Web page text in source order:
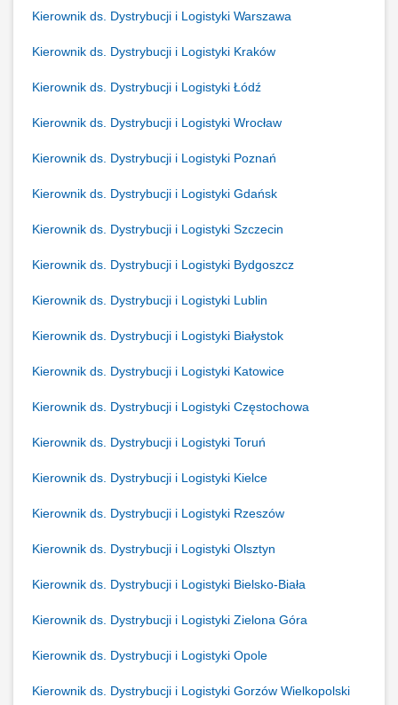
Kierownik ds. Dystrybucji i Logistyki Warszawa
Kierownik ds. Dystrybucji i Logistyki Kraków
Kierownik ds. Dystrybucji i Logistyki Łódź
Kierownik ds. Dystrybucji i Logistyki Wrocław
Kierownik ds. Dystrybucji i Logistyki Poznań
Kierownik ds. Dystrybucji i Logistyki Gdańsk
Kierownik ds. Dystrybucji i Logistyki Szczecin
Kierownik ds. Dystrybucji i Logistyki Bydgoszcz
Kierownik ds. Dystrybucji i Logistyki Lublin
Kierownik ds. Dystrybucji i Logistyki Białystok
Kierownik ds. Dystrybucji i Logistyki Katowice
Kierownik ds. Dystrybucji i Logistyki Częstochowa
Kierownik ds. Dystrybucji i Logistyki Toruń
Kierownik ds. Dystrybucji i Logistyki Kielce
Kierownik ds. Dystrybucji i Logistyki Rzeszów
Kierownik ds. Dystrybucji i Logistyki Olsztyn
Kierownik ds. Dystrybucji i Logistyki Bielsko-Biała
Kierownik ds. Dystrybucji i Logistyki Zielona Góra
Kierownik ds. Dystrybucji i Logistyki Opole
Kierownik ds. Dystrybucji i Logistyki Gorzów Wielkopolski